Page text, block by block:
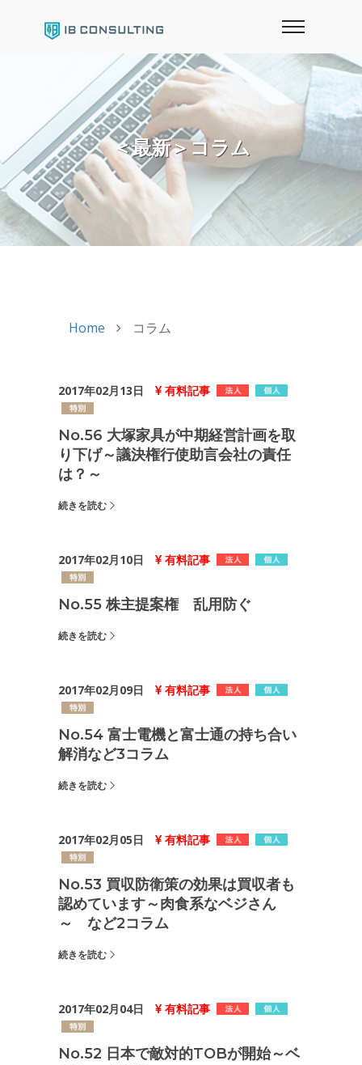
＜最新＞コラム
Home コラム
2017年02月13日 有料記事
No.56 大塚家具が中期経営計画を取
り下げ～議決権行使助言会社の責任
は？～
続きを読む
2017年02月10日 有料記事
No.55 株主提案権 乱用防ぐ
続きを読む
2017年02月09日 有料記事
No.54 富士電機と富士通の持ち合い
解消など3コラム
続きを読む
2017年02月05日 有料記事
No.53 買収防衛策の効果は買収者も
認めています～肉食系なベジさん
～ など2コラム
続きを読む
2017年02月04日 有料記事
No.52 日本で敵対的TOBが開始～ベ